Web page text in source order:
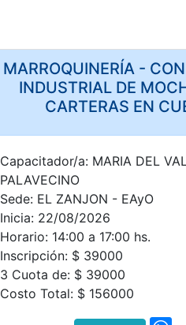
MARROQUINERÍA -
INDUSTRIAL DE
CARTERAS EN
Capacitador/a: MARIA DEL
PALAVECINO
Sede: EL ZANJON - EAyO
Inicia: 22/08/2026
Horario: 14:00 a 17:00 hs.
Inscripción: $ 39000
3 Cuota de: $ 39000
Costo Total: $ 156000